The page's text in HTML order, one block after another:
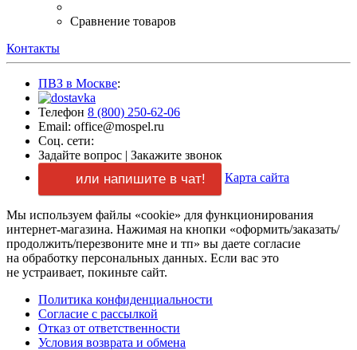
Сравнение товаров
Контакты
ПВЗ в Москве:
Телефон 8 (800) 250-62-06
Email: office@mospel.ru
Соц. сети:
Задайте вопрос | Закажите звонок
или напишите в чат! Карта сайта
Мы используем файлы «cookie» для функционирования
интернет-магазина. Нажимая на кнопки «оформить/заказать/
продолжить/перезвоните мне и тп» вы даете согласие
на обработку персональных данных. Если вас это
не устраивает, покиньте сайт.
Политика конфиденциальности
Согласие с рассылкой
Отказ от ответственности
Условия возврата и обмена